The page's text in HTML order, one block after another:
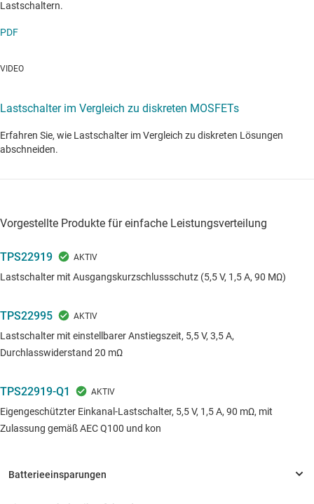
Lastschaltern.
PDF
VIDEO
Lastschalter im Vergleich zu diskreten MOSFETs
Erfahren Sie, wie Lastschalter im Vergleich zu diskreten Lösungen
abschneiden.
Vorgestellte Produkte für einfache Leistungsverteilung
TPS22919
Lastschalter mit Ausgangskurzschlussschutz (5,5 V, 1,5 A, 90 MΩ)
TPS22995
Lastschalter mit einstellbarer Anstiegszeit, 5,5 V, 3,5 A,
Durchlasswiderstand 20 mΩ
TPS22919-Q1
Eigengeschützter Einkanal-Lastschalter, 5,5 V, 1,5 A, 90 mΩ, mit
Zulassung gemäß AEC Q100 und kon